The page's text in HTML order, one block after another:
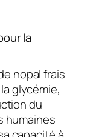
la
nopal frais
glycémie,
du
humaines